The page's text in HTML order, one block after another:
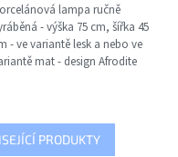
lampa ručně
- výška 75 cm, šířka 45
- ve variantě lesk a nebo ve
mat - design Afrodite
PRODUKTY